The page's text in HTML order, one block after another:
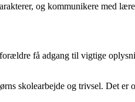
og kommunikere med
få adgang til vigtige
skolearbejde og trivsel. Det